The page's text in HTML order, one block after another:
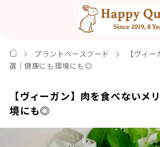
プラントベースフード
【ヴィ
選｜健康にも環境にも◎
【ヴィーガン】肉を食べないメ
境にも◎